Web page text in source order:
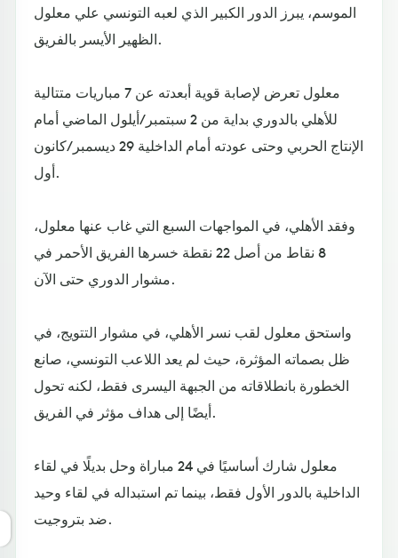
الموسم، يبرز الدور الكبير الذي لعبه التونسي علي معلول
الظهير الأيسر بالفريق.
معلول تعرض لإصابة قوية أبعدته عن 7 مباريات متتالية
للأهلي بالدوري بداية من 2 سبتمبر/أيلول الماضي أمام
الإنتاج الحربي وحتى عودته أمام الداخلية 29 ديسمبر/كانون
أول.
وفقد الأهلي، في المواجهات السبع التي غاب عنها معلول،
8 نقاط من أصل 22 نقطة خسرها الفريق الأحمر في
مشوار الدوري حتى الآن.
واستحق معلول لقب نسر الأهلي، في مشوار التتويج، في
ظل بصماته المؤثرة، حيث لم يعد اللاعب التونسي، صانع
الخطورة بانطلاقاته من الجبهة اليسرى فقط، لكنه تحول
أيضًا إلى هداف مؤثر في الفريق.
معلول شارك أساسيًا في 24 مباراة وحل بديلًا في لقاء
الداخلية بالدور الأول فقط، بينما تم استبداله في لقاء وحيد
ضد بتروجيت.